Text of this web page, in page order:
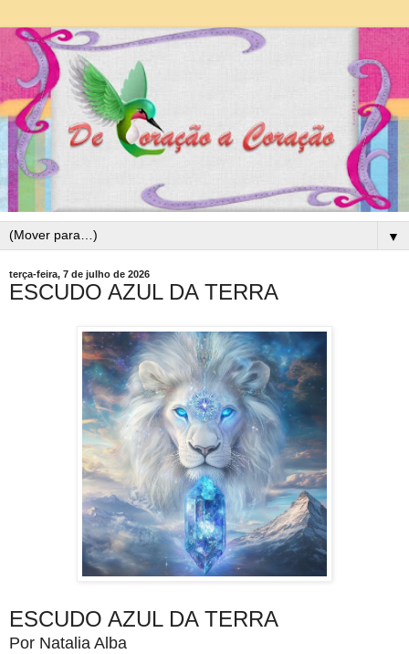
▼
terça-feira, 7 de julho de 2026
ESCUDO AZUL DA TERRA
ESCUDO AZUL DA TERRA
Por Natalia Alba